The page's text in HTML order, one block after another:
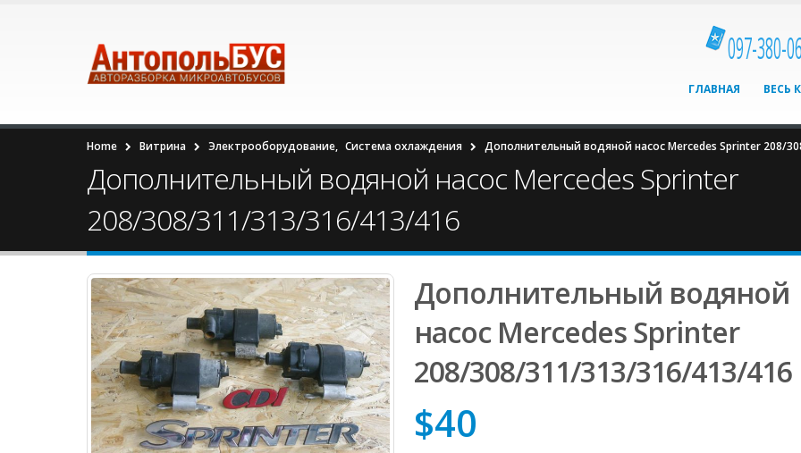
097-380-
ГЛАВНАЯ ВЕСЬ
Home Витрина Электрооборудование, Система охлаждения Дополнительный водяной насос Mercedes Sprinter 208/
Дополнительный водяной насос Mercedes Sprinter
208/308/311/313/316/413/416
Дополнительный водяной
насос Mercedes Sprinter
208/308/311/313/316/413/416
$40